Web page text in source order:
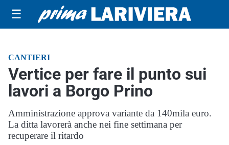
☰
CANTIERI
Vertice per fare il punto sui
lavori a Borgo Prino
Amministrazione approva variante da 140mila euro.
La ditta lavorerà anche nei fine settimana per
recuperare il ritardo